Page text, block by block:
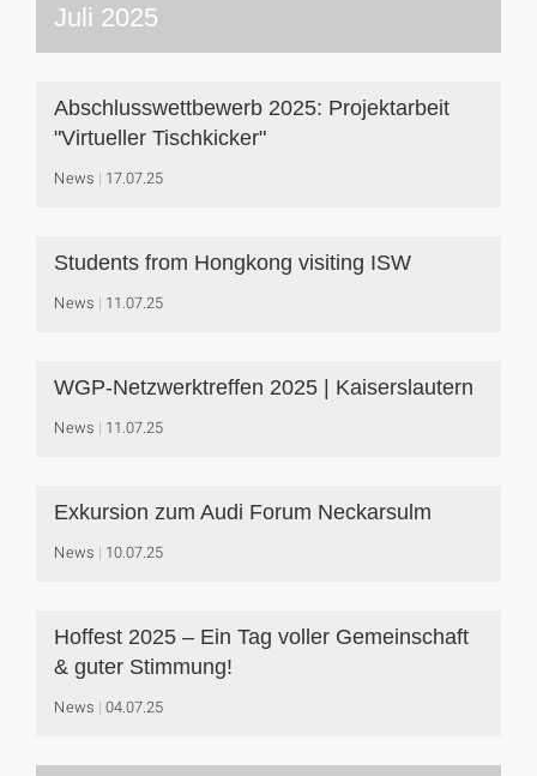
Juli 2025
Abschlusswettbewerb 2025: Projektarbeit
"Virtueller Tischkicker"
News 17.07.25
Students from Hongkong visiting ISW
News 11.07.25
WGP-Netzwerktreffen 2025 | Kaiserslautern
News 11.07.25
Exkursion zum Audi Forum Neckarsulm
News 10.07.25
Hoffest 2025 – Ein Tag voller Gemeinschaft
& guter Stimmung!
News 04.07.25